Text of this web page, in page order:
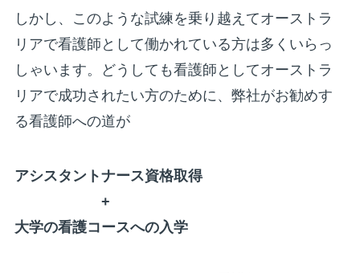
しかし、このような試練を乗り越えてオーストラ
リアで看護師として働かれている方は多くいらっ
しゃいます。どうしても看護師としてオーストラ
リアで成功されたい方のために、弊社がお勧めす
る看護師への道が
アシスタントナース資格取得
+
大学の看護コースへの入学